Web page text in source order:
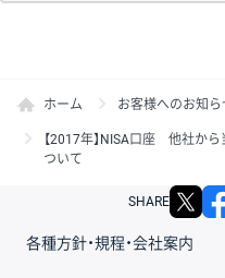
ホーム お客様へのお知ら
【2017年】NISA口座 他社か
ついて
SHARE
各種方針・規程・会社案内